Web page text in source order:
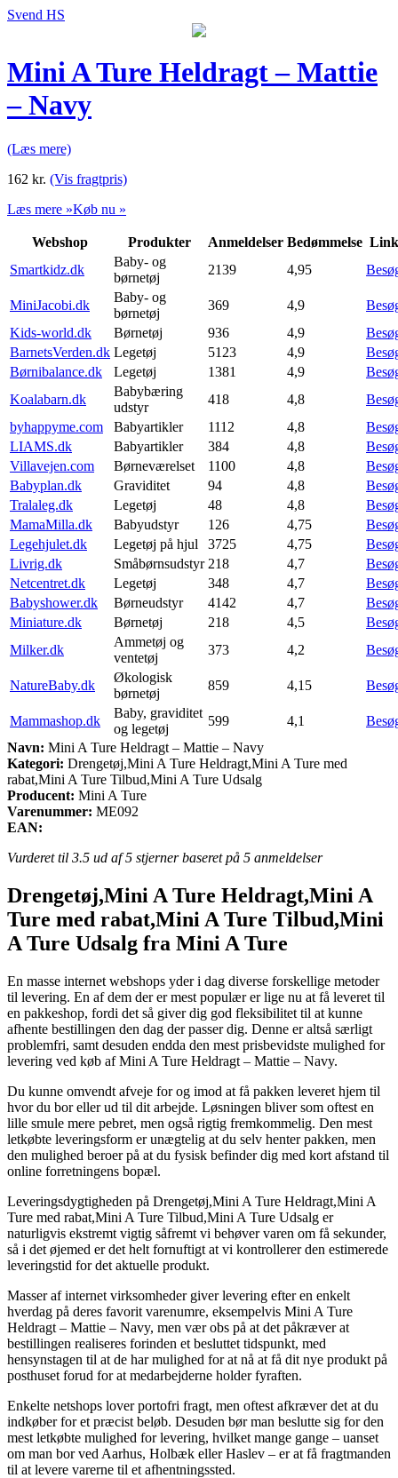
Svend HS
Mini A Ture Heldragt – Mattie
– Navy
(Læs mere)
162 kr. (Vis fragtpris)
Læs mere »Køb nu »
Webshop Produkter Anmeldelser Bedømmelse Link
Smartkidz.dk
Baby- og
børnetøj
2139 4,95
MiniJacobi.dk
Baby- og
børnetøj
369 4,9
Kids-world.dk
Børnetøj 936 4,9
BarnetsVerden.dk Legetøj 5123 4,9
Børnibalance.dk
Legetøj 1381 4,9
Koalabarn.dk
Babybæring
udstyr
418 4,8
byhappyme.com
Babyartikler 1112 4,8
LIAMS.dk
Babyartikler 384 4,8
Villavejen.com
Børneværelset 1100 4,8
Babyplan.dk
Graviditet 94 4,8
Tralaleg.dk
Legetøj 48 4,8
MamaMilla.dk
Babyudstyr 126 4,75
Legehjulet.dk
Legetøj på hjul 3725 4,75
Livrig.dk
Småbørnsudstyr 218 4,7
Netcentret.dk
Legetøj 348 4,7
Babyshower.dk
Børneudstyr 4142 4,7
Miniature.dk
Børnetøj 218 4,5
Milker.dk
Ammetøj og
ventetøj
373 4,2
NatureBaby.dk
Økologisk
børnetøj
859 4,15
Mammashop.dk
Baby, graviditet
og legetøj
599 4,1
Navn: Mini A Ture Heldragt – Mattie – Navy
Kategori: Drengetøj,Mini A Ture Heldragt,Mini A Ture med
rabat,Mini A Ture Tilbud,Mini A Ture Udsalg
Producent: Mini A Ture
Varenummer: ME092
EAN:
Vurderet til 3.5 ud af 5 stjerner baseret på 5 anmeldelser
Drengetøj,Mini A Ture Heldragt,Mini A
Ture med rabat,Mini A Ture Tilbud,Mini
A Ture Udsalg fra Mini A Ture
En masse internet webshops yder i dag diverse forskellige metoder
til levering. En af dem der er mest populær er lige nu at få leveret til
en pakkeshop, fordi det så giver dig god fleksibilitet til at kunne
afhente bestillingen den dag der passer dig. Denne er altså særligt
problemfri, samt desuden endda den mest prisbevidste mulighed for
levering ved køb af Mini A Ture Heldragt – Mattie – Navy.
Du kunne omvendt afveje for og imod at få pakken leveret hjem til
hvor du bor eller ud til dit arbejde. Løsningen bliver som oftest en
lille smule mere pebret, men også rigtig fremkommelig. Den mest
letkøbte leveringsform er unægtelig at du selv henter pakken, men
den mulighed beroer på at du fysisk befinder dig med kort afstand til
online forretningens bopæl.
Leveringsdygtigheden på Drengetøj,Mini A Ture Heldragt,Mini A
Ture med rabat,Mini A Ture Tilbud,Mini A Ture Udsalg er
naturligvis ekstremt vigtig såfremt vi behøver varen om få sekunder,
så i det øjemed er det helt fornuftigt at vi kontrollerer den estimerede
leveringstid for det aktuelle produkt.
Masser af internet virksomheder giver levering efter en enkelt
hverdag på deres favorit varenumre, eksempelvis Mini A Ture
Heldragt – Mattie – Navy, men vær obs på at det påkræver at
bestillingen realiseres forinden et besluttet tidspunkt, med
hensynstagen til at de har mulighed for at nå at få dit nye produkt på
posthuset forud for at medarbejderne holder fyraften.
Enkelte netshops lover portofri fragt, men oftest afkræver det at du
indkøber for et præcist beløb. Desuden bør man beslutte sig for den
mest letkøbte mulighed for levering, hvilket mange gange – uanset
om man bor ved Aarhus, Holbæk eller Haslev – er at få fragtmanden
til at levere varerne til et afhentningssted.